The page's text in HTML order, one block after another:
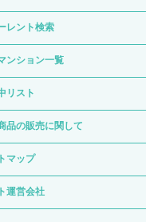
レント検索
ンション一覧
リスト
品の販売に関して
マップ
運営会社